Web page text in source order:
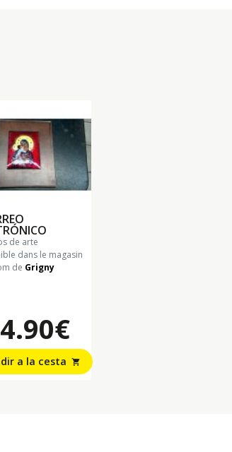
de arte
dans le magasin
de Grigny
a la cesta shopping_cart